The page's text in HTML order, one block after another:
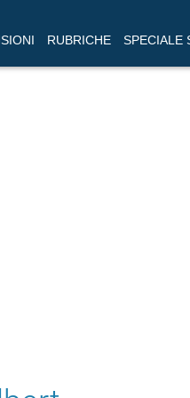
RUBRICHE SPECIALE